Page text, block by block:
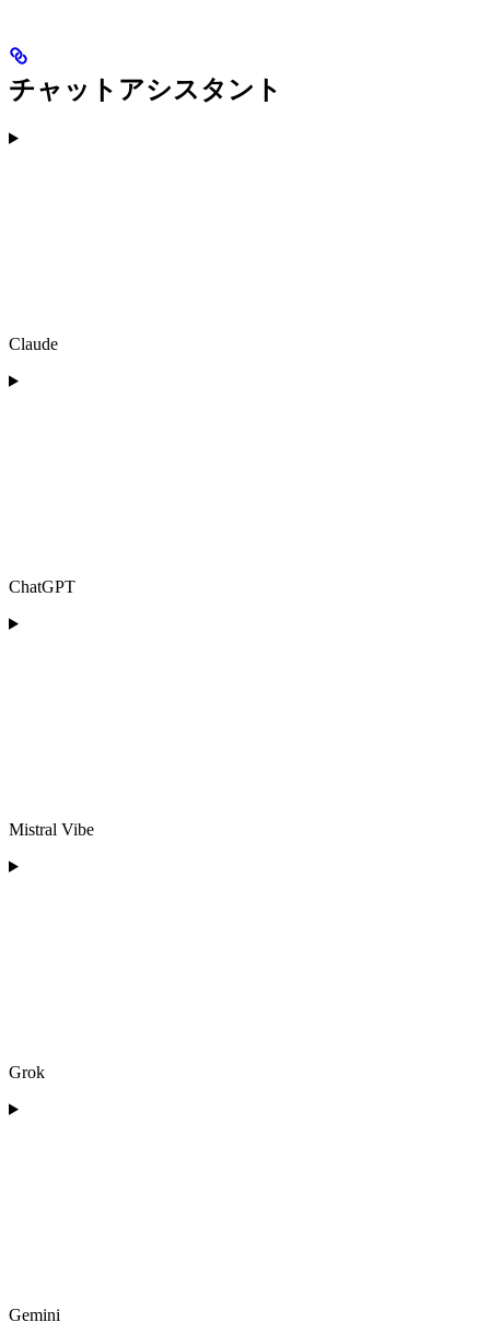
チャットアシスタント
Claude
ChatGPT
Mistral Vibe
Grok
Gemini